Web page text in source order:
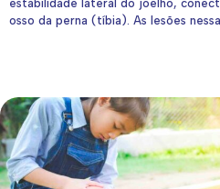
estabilidade lateral do joelho,
osso da perna (tíbia). As lesões nessa